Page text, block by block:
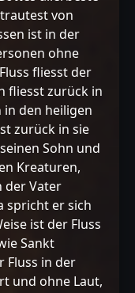
von
ist in der
ohne
fliesst der
fliesst zurück in
in den heiligen
zurück in sie
Sohn und
Kreaturen,
der Vater
spricht er sich
ist der Fluss
Sankt
Fluss in der
und ohne Laut,